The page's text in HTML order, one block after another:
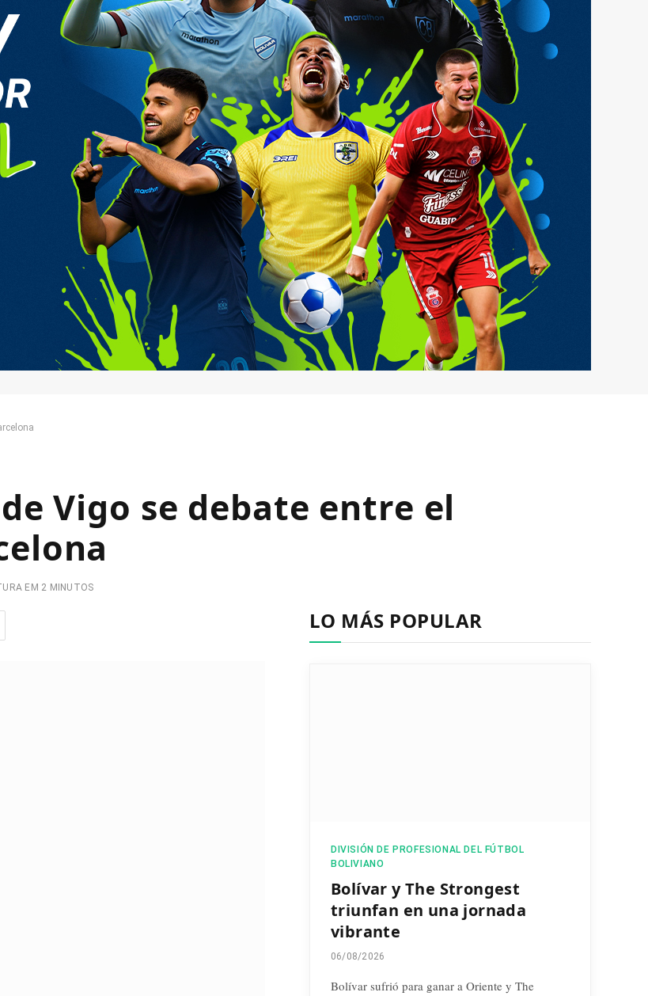
Vigo se debate entre el
EM 2 MINUTOS
LO MÁS POPULAR
DIVISIÓN DE PROFESIONAL DEL FÚTBOL
BOLIVIANO
Bolívar y The Strongest
triunfan en una jornada
vibrante
06/08/2026
Bolívar sufrió para ganar a Oriente y The